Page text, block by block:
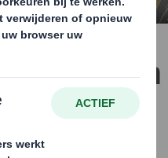
verlengen
£108